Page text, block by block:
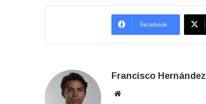
Facebook
Francisco Hernández